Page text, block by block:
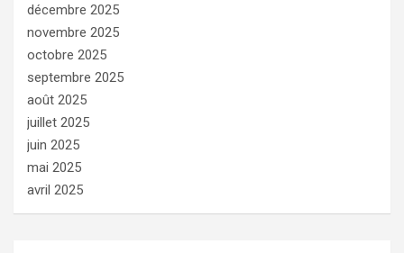
décembre 2025
novembre 2025
octobre 2025
septembre 2025
août 2025
juillet 2025
juin 2025
mai 2025
avril 2025